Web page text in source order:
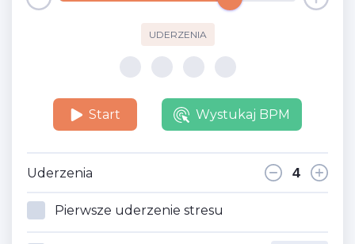
UDERZENIA
Start Wystukaj BPM
Uderzenia
Pierwsze uderzenie stresu